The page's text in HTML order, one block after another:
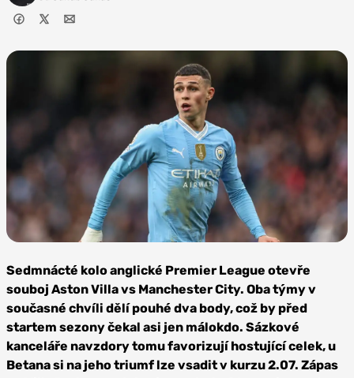
Depositphotos
Sedmnácté kolo anglické Premier League otevře
souboj Aston Villa vs Manchester City. Oba týmy v
současné chvíli dělí pouhé dva body, což by před
startem sezony čekal asi jen málokdo. Sázkové
kanceláře navzdory tomu favorizují hostující celek, u
Betana si na jeho triumf lze vsadit v kurzu 2.07. Zápas